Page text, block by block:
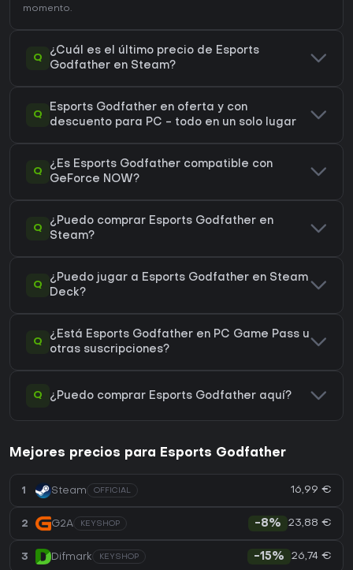
momento.
Q
¿Cuál es el último precio de Esports
Godfather en Steam?
Q
Esports Godfather en oferta y con
descuento para PC - todo en un solo lugar
Q
¿Es Esports Godfather compatible con
GeForce NOW?
Q
¿Puedo comprar Esports Godfather en
Steam?
Q
¿Puedo jugar a Esports Godfather en Steam
Deck?
Q
¿Está Esports Godfather en PC Game Pass u
otras suscripciones?
Q ¿Puedo comprar Esports Godfather aquí?
Mejores precios para Esports Godfather
1 Steam OFFICIAL 16,99 €
2 G2A KEYSHOP -8% 23,88 €
3 Difmark KEYSHOP -15% 26,74 €